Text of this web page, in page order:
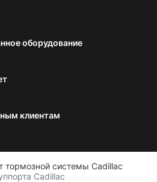
оборудование
клиентам
тормозной системы Cadillac
Cadillac